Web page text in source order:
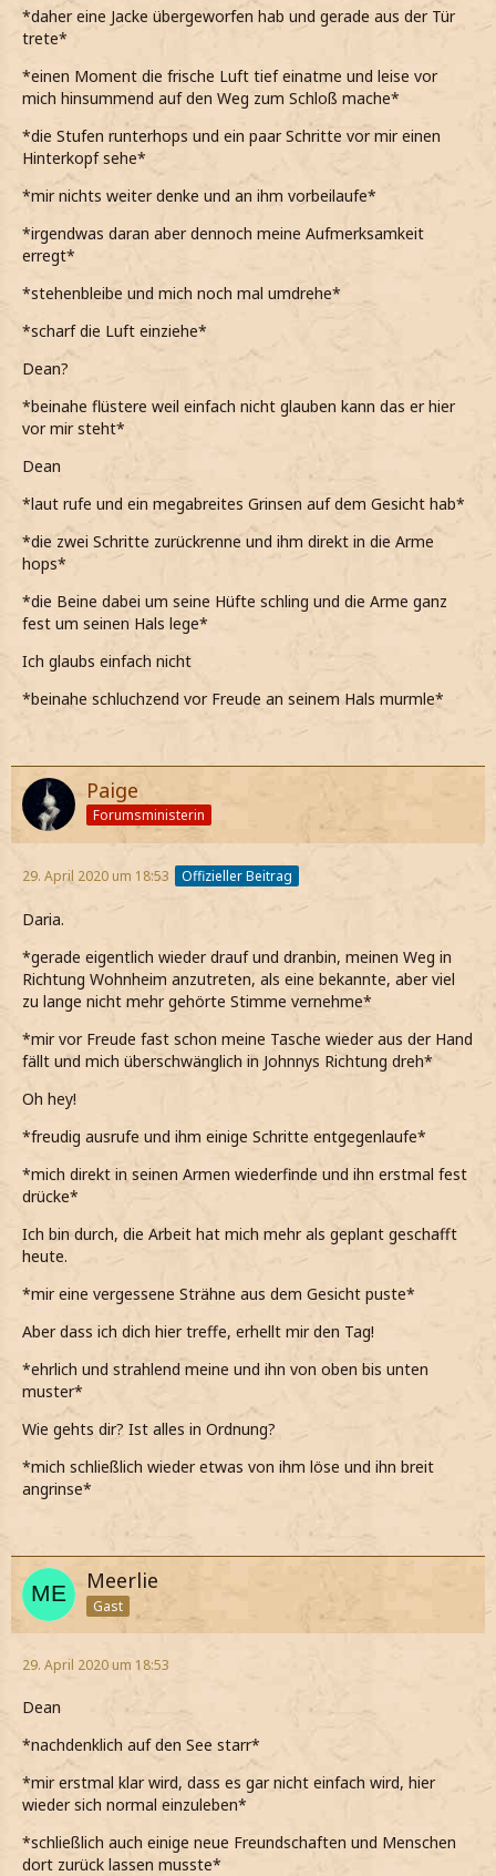
*daher eine Jacke übergeworfen hab und gerade aus der Tür
trete*
*einen Moment die frische Luft tief einatme und leise vor
mich hinsummend auf den Weg zum Schloß mache*
*die Stufen runterhops und ein paar Schritte vor mir einen
Hinterkopf sehe*
*mir nichts weiter denke und an ihm vorbeilaufe*
*irgendwas daran aber dennoch meine Aufmerksamkeit
erregt*
*stehenbleibe und mich noch mal umdrehe*
*scharf die Luft einziehe*
Dean?
*beinahe flüstere weil einfach nicht glauben kann das er hier
vor mir steht*
Dean
*laut rufe und ein megabreites Grinsen auf dem Gesicht hab*
*die zwei Schritte zurückrenne und ihm direkt in die Arme
hops*
*die Beine dabei um seine Hüfte schling und die Arme ganz
fest um seinen Hals lege*
Ich glaubs einfach nicht
*beinahe schluchzend vor Freude an seinem Hals murmle*
Paige
Forumsministerin
29. April 2020 um 18:53 Offizieller Beitrag
Daria.
*gerade eigentlich wieder drauf und dranbin, meinen Weg in
Richtung Wohnheim anzutreten, als eine bekannte, aber viel
zu lange nicht mehr gehörte Stimme vernehme*
*mir vor Freude fast schon meine Tasche wieder aus der Hand
fällt und mich überschwänglich in Johnnys Richtung dreh*
Oh hey!
*freudig ausrufe und ihm einige Schritte entgegenlaufe*
*mich direkt in seinen Armen wiederfinde und ihn erstmal fest
drücke*
Ich bin durch, die Arbeit hat mich mehr als geplant geschafft
heute.
*mir eine vergessene Strähne aus dem Gesicht puste*
Aber dass ich dich hier treffe, erhellt mir den Tag!
*ehrlich und strahlend meine und ihn von oben bis unten
muster*
Wie gehts dir? Ist alles in Ordnung?
*mich schließlich wieder etwas von ihm löse und ihn breit
angrinse*
Meerlie
Gast
29. April 2020 um 18:53
Dean
*nachdenklich auf den See starr*
*mir erstmal klar wird, dass es gar nicht einfach wird, hier
wieder sich normal einzuleben*
*schließlich auch einige neue Freundschaften und Menschen
dort zurück lassen musste*